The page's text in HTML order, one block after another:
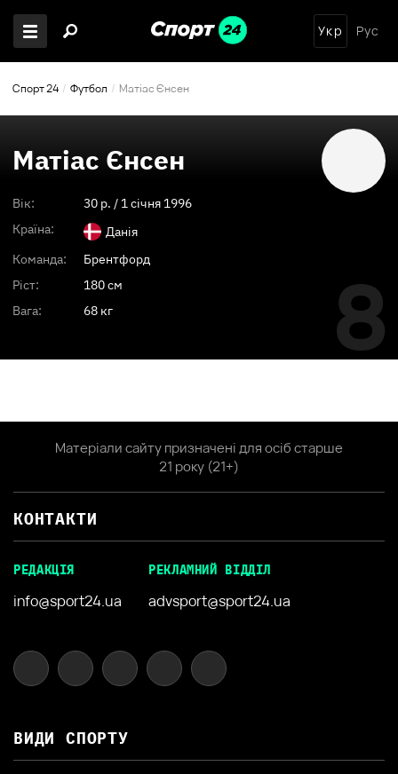
Укр Рус
Спорт 24 Футбол Матіас Єнсен
Матіас Єнсен
Вік: 30 p. / 1 січня 1996
Країна:
Данія
Команда:
Брентфорд
Ріст:
180 см
Вага:
68 кг 8
Матеріали сайту призначені для осіб старше
21 року (21+)
КОНТАКТИ
РЕДАКЦІЯ
info@sport24.ua
РЕКЛАМНИЙ ВІДДІЛ
advsport@sport24.ua
ВИДИ СПОРТУ